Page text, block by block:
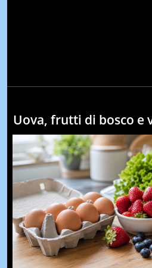
Uova, frutti di bosco e